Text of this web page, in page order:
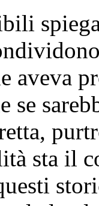
aveva
sta il